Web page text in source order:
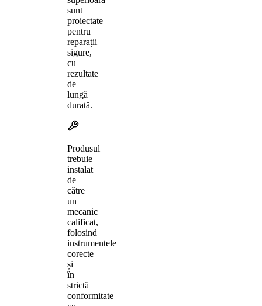
sunt
proiectate
pentru
reparații
sigure,
cu
rezultate
de
lungă
durată.
Produsul
trebuie
instalat
de
către
un
mecanic
calificat,
folosind
instrumentele
corecte
și
în
strictă
conformitate